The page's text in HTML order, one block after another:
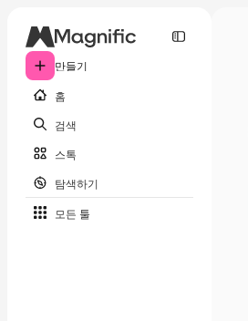
만들기
홈
검색
스톡
탐색하기
모든 툴